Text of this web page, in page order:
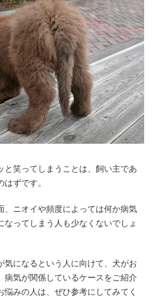
と笑ってしまうことは、飼い主であ
ずです。
、ニオイや頻度によっては何か病気
ってしまう人も少なくないでしょ
気になるという人に向けて、犬がお
病気が関係しているケースをご紹介
悩みの人は、ぜひ参考にしてみてく